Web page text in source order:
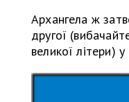
Архангела ж
другої
великої літери)